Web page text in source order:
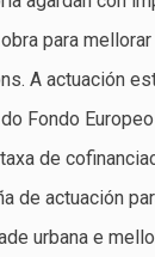
para
A actuación
Fondo
de
de actuación
urbana e